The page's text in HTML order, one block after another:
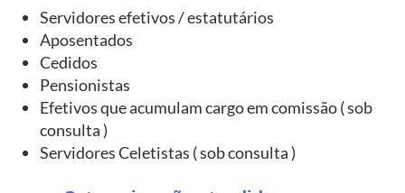
Servidores efetivos / estatutários
Aposentados
Cedidos
Pensionistas
Efetivos que acumulam cargo em comissão ( sob
consulta )
Servidores Celetistas ( sob consulta )